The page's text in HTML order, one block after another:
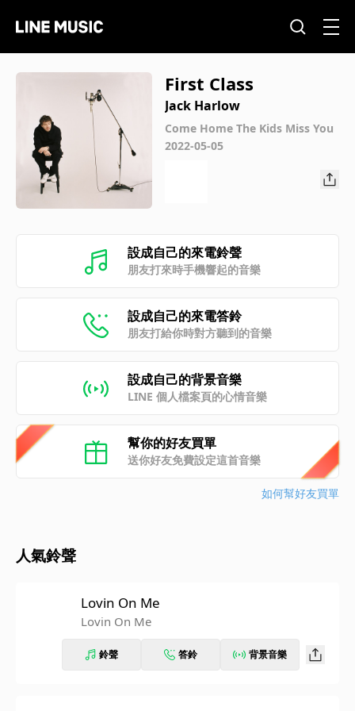
First Class
Jack Harlow
Come Home The Kids Miss You
2022-05-05
設成自己的來電鈴聲
朋友打來時手機響起的音樂
設成自己的來電答鈴
朋友打給你時對方聽到的音樂
設成自己的背景音樂
LINE 個人檔案頁的心情音樂
幫你的好友買單
送你好友免費設定這首音樂
如何幫好友買單
人氣鈴聲
Lovin On Me
Lovin On Me
鈴聲 答鈴 背景音樂